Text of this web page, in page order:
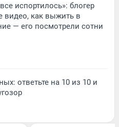
испортилось»: блогер
видео, как выжить в
— его посмотрели сотни
ответьте на 10 из 10 и